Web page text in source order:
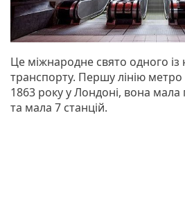
Це міжнародне свято одного із
транспорту. Першу лінію метро
1863 року у Лондоні, вона мала
та мала 7 станцій.